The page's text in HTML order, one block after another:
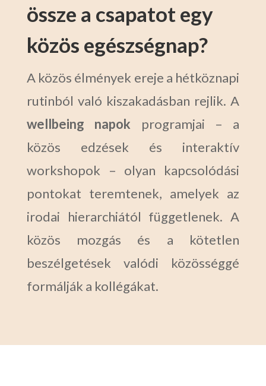
össze a csapatot egy
közös egészségnap?
A közös élmények ereje a hétköznapi
rutinból való kiszakadásban rejlik. A
wellbeing napok programjai – a
közös edzések és interaktív
workshopok – olyan kapcsolódási
pontokat teremtenek, amelyek az
irodai hierarchiától függetlenek. A
közös mozgás és a kötetlen
beszélgetések valódi közösséggé
formálják a kollégákat.